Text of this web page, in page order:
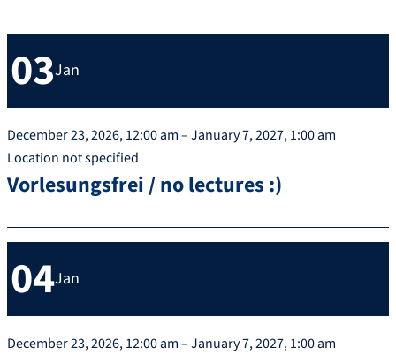
03Jan
December 23, 2026, 12:00 am – January 7, 2027, 1:00 am
Vorlesungsfrei / no lectures :)
Location not specified
04Jan
December 23, 2026, 12:00 am – January 7, 2027, 1:00 am